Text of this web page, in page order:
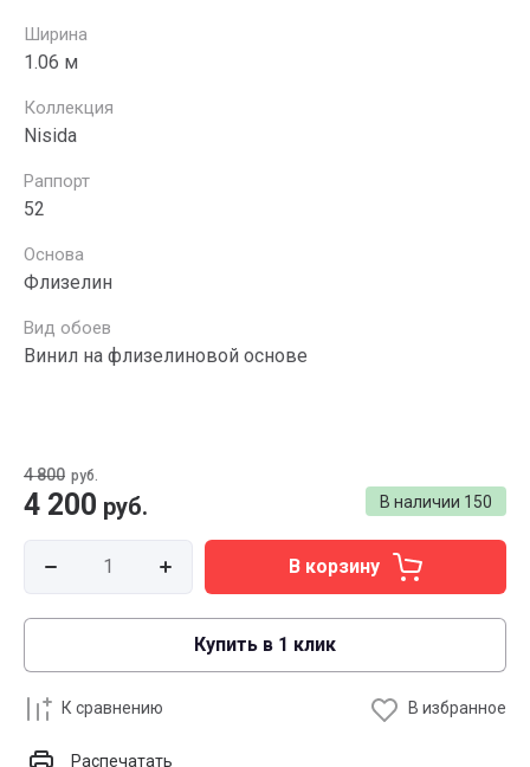
Ширина
1.06 м
Коллекция
Nisida
Раппорт
52
Основа
Флизелин
Вид обоев
Винил на флизелиновой основе
В наличии 150
4 800 руб.
4 200 руб.
В корзину
Купить в 1 клик
К сравнению В избранное
Распечатать